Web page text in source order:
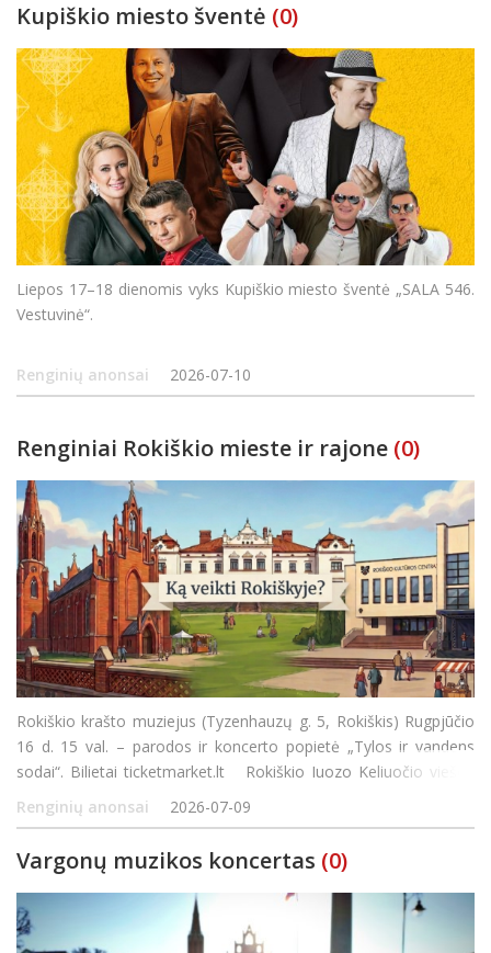
Kupiškio miesto šventė (0)
Liepos 17–18 dienomis vyks Kupiškio miesto šventė „SALA 546.
Vestuvinė“.
Renginių anonsai 2026-07-10
Renginiai Rokiškio mieste ir rajone (0)
Rokiškio krašto muziejus (Tyzenhauzų g. 5, Rokiškis) Rugpjūčio
16 d. 15 val. – parodos ir koncerto popietė „Tylos ir vandens
sodai“. Bilietai ticketmarket.lt Rokiškio Juozo Keliuočio viešoji
biblioteka Rugpjūčio 1 d. 14 val. Deguči
Renginių anonsai 2026-07-09
Vargonų muzikos koncertas (0)